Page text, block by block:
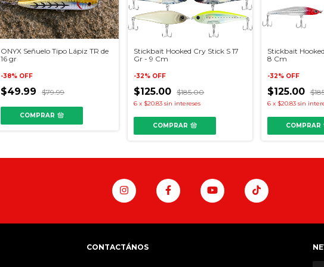
ONYX Señuelo Tipo Lápiz TR de
16 gr
-38% OFF
$49.99 $79.99
COMPRAR
Stickbait Hooked Cry Stick S 17
Gr - 9 Cm
-32% OFF
$125.00 $185.00
6 x $20.83 sin intereses
COMPRAR
Stickbait
8 Cm
-32% OFF
$125.00
6 x $20.83 sin
COMPRAR
CONTACTÁNOS